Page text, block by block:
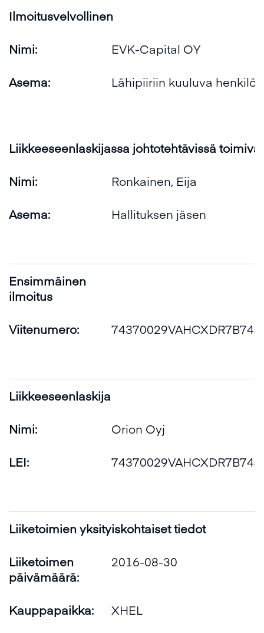
Ilmoitusvelvollinen
Nimi: EVK-Capital OY
Asema: Lähipiiriin kuuluva henkilö
Liikkeeseenlaskijassa johtotehtävissä
Nimi: Ronkainen, Eija
Asema: Hallituksen jäsen
Ensimmäinen
ilmoitus
Viitenumero:
Liikkeeseenlaskija
Nimi: Orion Oyj
LEI: 74370029VAHCXDR7B745
Liiketoimien yksityiskohtaiset tiedot
Liiketoimen
päivämäärä:
2016-08-30
Kauppapaikka: XHEL